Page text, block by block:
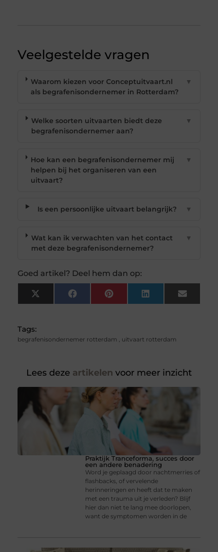
Veelgestelde vragen
Waarom kiezen voor Conceptuitvaart.nl
als begrafenisondernemer in Rotterdam?
▼
Welke soorten uitvaarten biedt deze
begrafenisondernemer aan?
▼
Hoe kan een begrafenisondernemer mij
helpen bij het organiseren van een
uitvaart?
▼
Is een persoonlijke uitvaart belangrijk? ▼
Wat kan ik verwachten van het contact
met deze begrafenisondernemer?
▼
Goed artikel? Deel hem dan op:
X
(Twitter)
FacebookPinterest LinkedIn Email
Tags:
begrafenisondernemer rotterdam , uitvaart rotterdam
Lees deze artikelen voor meer inzicht
Praktijk Tranceforma, succes door
een andere benadering
Word je geplaagd door nachtmerries of
flashbacks, of vervelende
herinneringen en heeft dat te maken
met een trauma uit je verleden? Blijf
hier dan niet te lang mee doorlopen,
want de symptomen worden in de